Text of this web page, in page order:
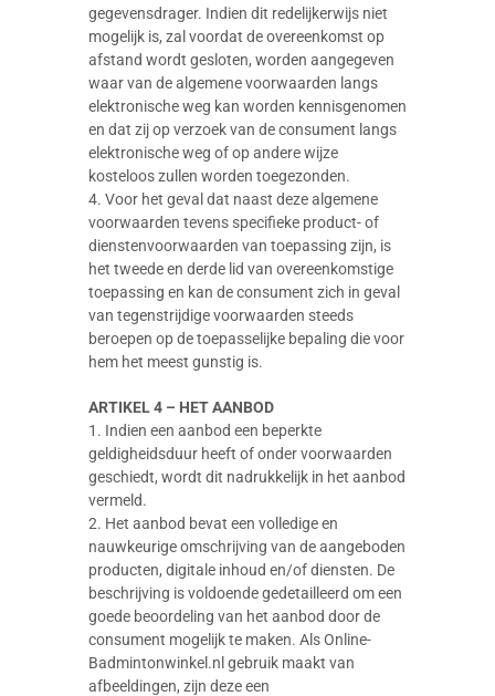
gegevensdrager. Indien dit redelijkerwijs niet
mogelijk is, zal voordat de overeenkomst op
afstand wordt gesloten, worden aangegeven
waar van de algemene voorwaarden langs
elektronische weg kan worden kennisgenomen
en dat zij op verzoek van de consument langs
elektronische weg of op andere wijze
kosteloos zullen worden toegezonden.
4. Voor het geval dat naast deze algemene
voorwaarden tevens specifieke product- of
dienstenvoorwaarden van toepassing zijn, is
het tweede en derde lid van overeenkomstige
toepassing en kan de consument zich in geval
van tegenstrijdige voorwaarden steeds
beroepen op de toepasselijke bepaling die voor
hem het meest gunstig is.
ARTIKEL 4 – HET AANBOD
1. Indien een aanbod een beperkte
geldigheidsduur heeft of onder voorwaarden
geschiedt, wordt dit nadrukkelijk in het aanbod
vermeld.
2. Het aanbod bevat een volledige en
nauwkeurige omschrijving van de aangeboden
producten, digitale inhoud en/of diensten. De
beschrijving is voldoende gedetailleerd om een
goede beoordeling van het aanbod door de
consument mogelijk te maken. Als Online-
Badmintonwinkel.nl gebruik maakt van
afbeeldingen, zijn deze een